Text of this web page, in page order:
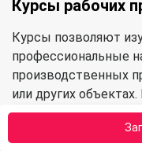
Курсы рабочих
Курсы позволяют
профессиональные
производственных
или других
освоить следующие